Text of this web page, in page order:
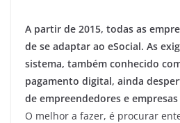
A partir de 2015, todas as
de se adaptar ao eSocial. As
sistema, também conhecido
pagamento digital, ainda
de empreendedores e
O melhor a fazer, é procurar